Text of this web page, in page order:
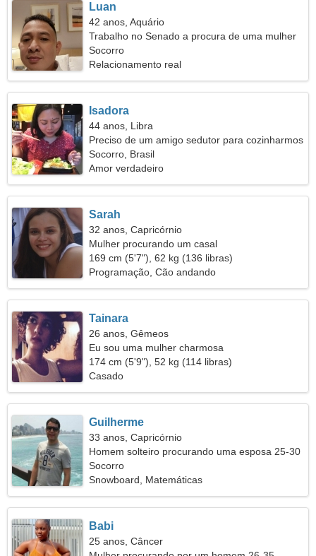
Luan
42 anos, Aquário
Trabalho no Senado a procura de uma mulher
sonhadora
Socorro
Relacionamento real
Isadora
44 anos, Libra
Preciso de um amigo sedutor para cozinharmos
juntos
Socorro, Brasil
Amor verdadeiro
Sarah
32 anos, Capricórnio
Mulher procurando um casal
169 cm (5'7"), 62 kg (136 libras)
Programação, Cão andando
Tainara
26 anos, Gêmeos
Eu sou uma mulher charmosa
174 cm (5'9"), 52 kg (114 libras)
Casado
Guilherme
33 anos, Capricórnio
Homem solteiro procurando uma esposa 25-30
Socorro
Snowboard, Matemáticas
Babi
25 anos, Câncer